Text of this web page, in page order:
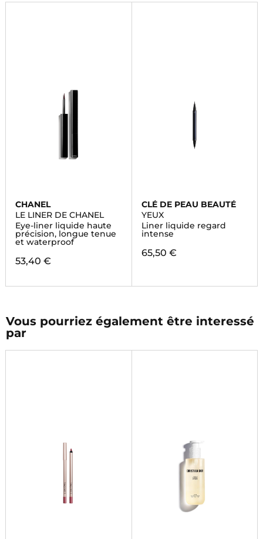
CHANEL
LE LINER DE CHANEL
Eye-liner liquide haute
précision, longue tenue
et waterproof
53,40 €
CLÉ DE PEAU BEAUTÉ
YEUX
Liner liquide regard
intense
65,50 €
Vous pourriez également être interessé
par